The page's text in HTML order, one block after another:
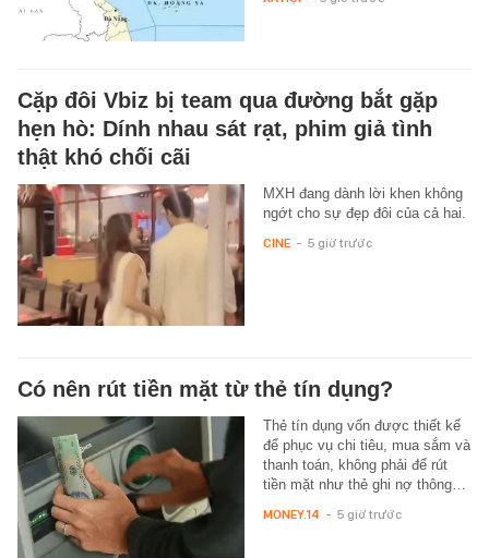
Cặp đôi Vbiz bị team qua đường bắt gặp
hẹn hò: Dính nhau sát rạt, phim giả tình
thật khó chối cãi
MXH đang dành lời khen không
ngớt cho sự đẹp đôi của cả hai.
CINE - 5 giờ trước
Có nên rút tiền mặt từ thẻ tín dụng?
Thẻ tín dụng vốn được thiết kế
để phục vụ chi tiêu, mua sắm và
thanh toán, không phải để rút
tiền mặt như thẻ ghi nợ thông…
MONEY.14 - 5 giờ trước